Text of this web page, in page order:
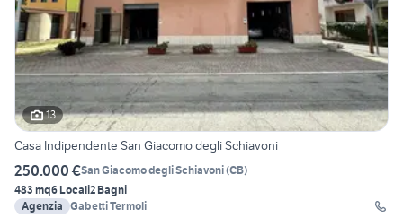
13
Casa Indipendente San Giacomo degli Schiavoni
250.000 €San Giacomo degli Schiavoni(CB)
483 mq6 Locali2 Bagni
Agenzia Gabetti Termoli